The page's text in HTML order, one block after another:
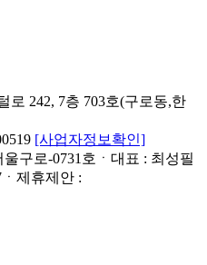
로 242, 7층 703호(구로동,한
[사업자정보확인]
구로-0731호ㆍ대표 : 최성필
ㆍ제휴제안 :